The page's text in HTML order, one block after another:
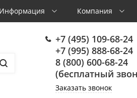
Информация Компания
+7 (495) 109-68-24
+7 (995) 888-68-24
8 (800) 600-68-24
(бесплатный
Заказать звонок